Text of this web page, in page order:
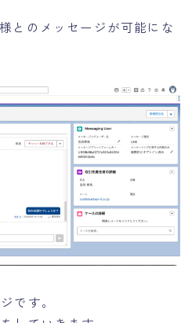
とのメッセージが可能にな
です。